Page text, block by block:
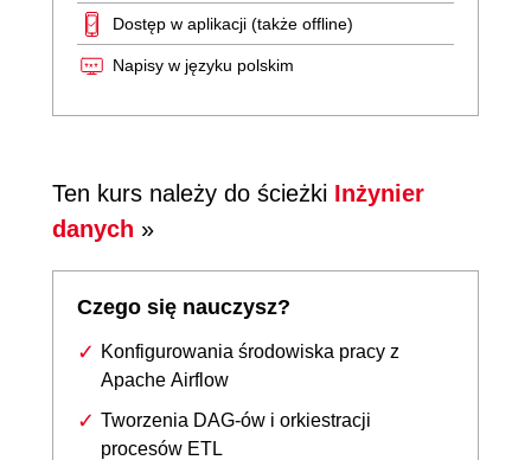
Dostęp w aplikacji (także offline)
Napisy w języku polskim
Ten kurs należy do ścieżki Inżynier
danych »
Czego się nauczysz?
Konfigurowania środowiska pracy z
Apache Airflow
Tworzenia DAG-ów i orkiestracji
procesów ETL